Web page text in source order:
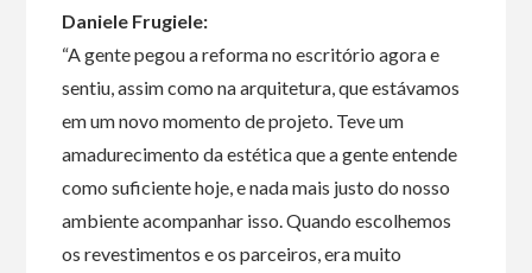
Daniele Frugiele:
“A gente pegou a reforma no escritório agora e
sentiu, assim como na arquitetura, que estávamos
em um novo momento de projeto. Teve um
amadurecimento da estética que a gente entende
como suficiente hoje, e nada mais justo do nosso
ambiente acompanhar isso. Quando escolhemos
os revestimentos e os parceiros, era muito